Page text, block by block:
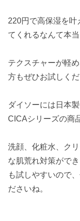
220円で高保湿を叶
てくれるなんて本当
テクスチャーが軽
方もぜひお試しくだ
ダイソーには日本
CICAシリーズの商
洗顔、化粧水、ク
な肌荒れ対策がで
も試しやすいので
ださいね。